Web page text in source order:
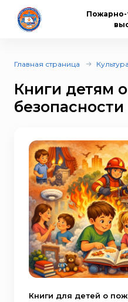
Пожарно-
Главная страница
Книги детям
безопасности
Книги для детей о